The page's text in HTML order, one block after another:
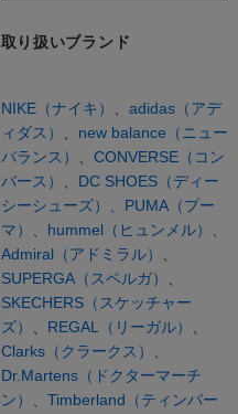
取り扱いブランド
NIKE（ナイキ）
adidas（アデ
ィダス）
new balance（ニュー
バランス）
CONVERSE（コン
バース）、 DC SHOES（ディー
シーシューズ）、 PUMA（プー
マ）、 hummel（ヒュンメル）、
Admiral（アドミラル）
SUPERGA（スペルガ）
SKECHERS（スケッチャー
ズ）
REGAL（リーガル）
Clarks（クラークス）、
Dr.Martens（ドクターマーチ
ン）、 Timberland（ティンバー